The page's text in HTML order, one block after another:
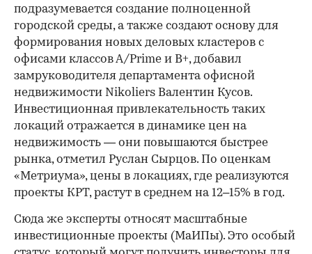
подразумевается создание полноценной
городской среды, а также создают основу для
формирования новых деловых кластеров с
офисами классов А/Prime и В+, добавил
замруководителя департамента офисной
недвижимости Nikoliers Валентин Кусов.
Инвестиционная привлекательность таких
локаций отражается в динамике цен на
недвижимость — они повышаются быстрее
рынка, отметил Руслан Сырцов. По оценкам
«Метриума», цены в локациях, где реализуются
проекты КРТ, растут в среднем на 12–15% в год.
Сюда же эксперты относят масштабные
инвестиционные проекты (МаИПы). Это особый